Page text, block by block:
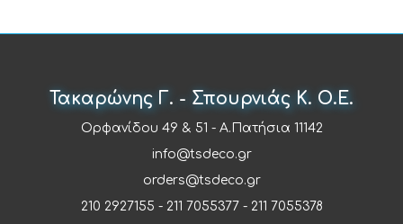
Τακαρώνης Γ. - Σπουρνιάς Κ. Ο.Ε.
Ορφανίδου 49 & 51 - Α.Πατήσια 11142
info@tsdeco.gr
orders@tsdeco.gr
210 2927155 - 211 7055377- 211 7055378